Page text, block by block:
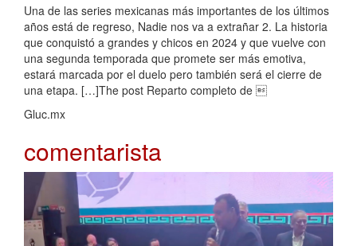
Una de las series mexicanas más importantes de los últimos
años está de regreso, Nadie nos va a extrañar 2. La historia
que conquistó a grandes y chicos en 2024 y que vuelve con
una segunda temporada que promete ser más emotiva,
estará marcada por el duelo pero también será el cierre de
una etapa. […]The post Reparto completo de 
Gluc.mx
comentarista